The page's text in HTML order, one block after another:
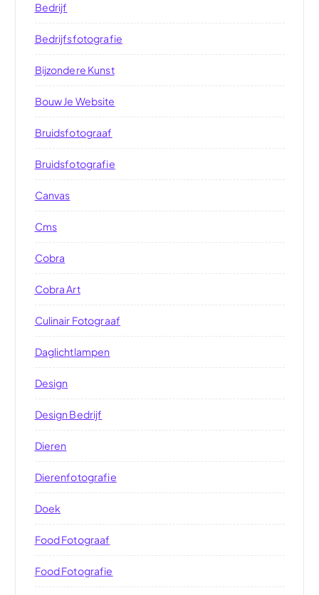
Bedrijf
Bedrijfsfotografie
Bijzondere Kunst
Bouw Je Website
Bruidsfotograaf
Bruidsfotografie
Canvas
Cms
Cobra
Cobra Art
Culinair Fotograaf
Daglichtlampen
Design
Design Bedrijf
Dieren
Dierenfotografie
Doek
Food Fotograaf
Food Fotografie